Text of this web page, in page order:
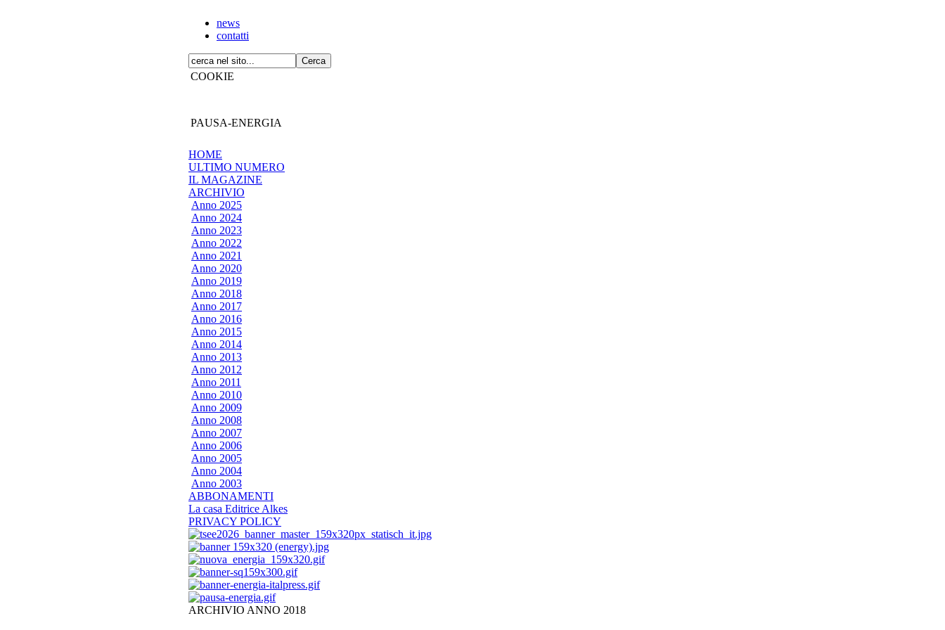
news
contatti
COOKIE
PAUSA-ENERGIA
HOME
ULTIMO NUMERO
IL MAGAZINE
ARCHIVIO
Anno 2025
Anno 2024
Anno 2023
Anno 2022
Anno 2021
Anno 2020
Anno 2019
Anno 2018
Anno 2017
Anno 2016
Anno 2015
Anno 2014
Anno 2013
Anno 2012
Anno 2011
Anno 2010
Anno 2009
Anno 2008
Anno 2007
Anno 2006
Anno 2005
Anno 2004
Anno 2003
ABBONAMENTI
La casa Editrice Alkes
PRIVACY POLICY
ARCHIVIO ANNO 2018